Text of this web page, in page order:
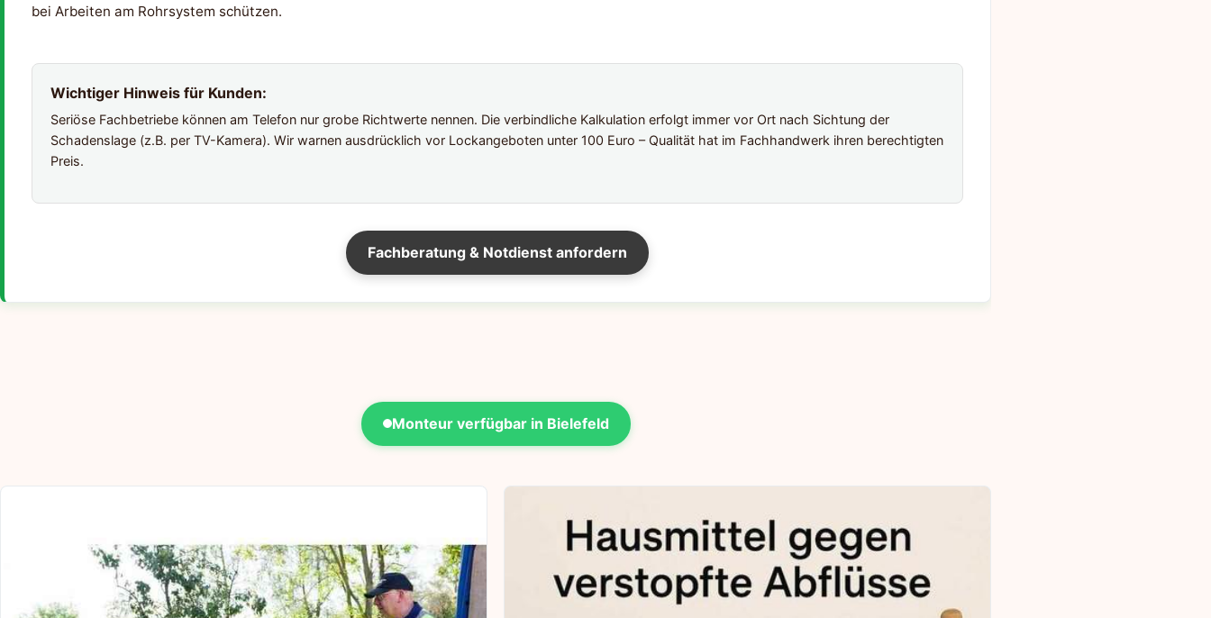
bei Arbeiten am Rohrsystem schützen.
Wichtiger Hinweis für Kunden:
Seriöse Fachbetriebe können am Telefon nur grobe Richtwerte nennen. Die verbindliche Kalkulation erfolgt immer vor Ort nach Sichtung der
Schadenslage (z.B. per TV-Kamera). Wir warnen ausdrücklich vor Lockangeboten unter 100 Euro – Qualität hat im Fachhandwerk ihren berechtigten
Preis.
Fachberatung & Notdienst anfordern
Monteur verfügbar in Bielefeld